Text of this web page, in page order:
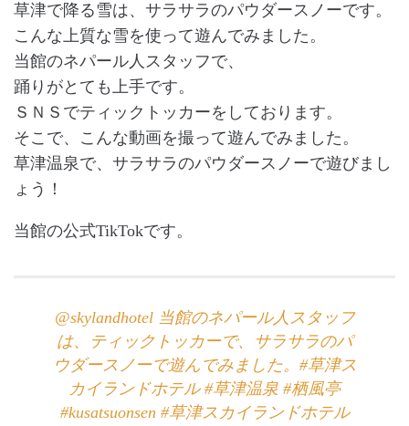
草津で降る雪は、サラサラのパウダースノーです。
こんな上質な雪を使って遊んでみました。
当館のネパール人スタッフで、
踊りがとても上手です。
ＳＮＳでティックトッカーをしております。
そこで、こんな動画を撮って遊んでみました。
草津温泉で、サラサラのパウダースノーで遊びまし
ょう！
当館の公式TikTokです。
@skylandhotel当館のネパール人スタッフ
は、ティックトッカーで、サラサラのパ
ウダースノーで遊んでみました。 #草津ス
カイランドホテル #草津温泉 #栖風亭
#kusatsuonsen #草津スカイランドホテル